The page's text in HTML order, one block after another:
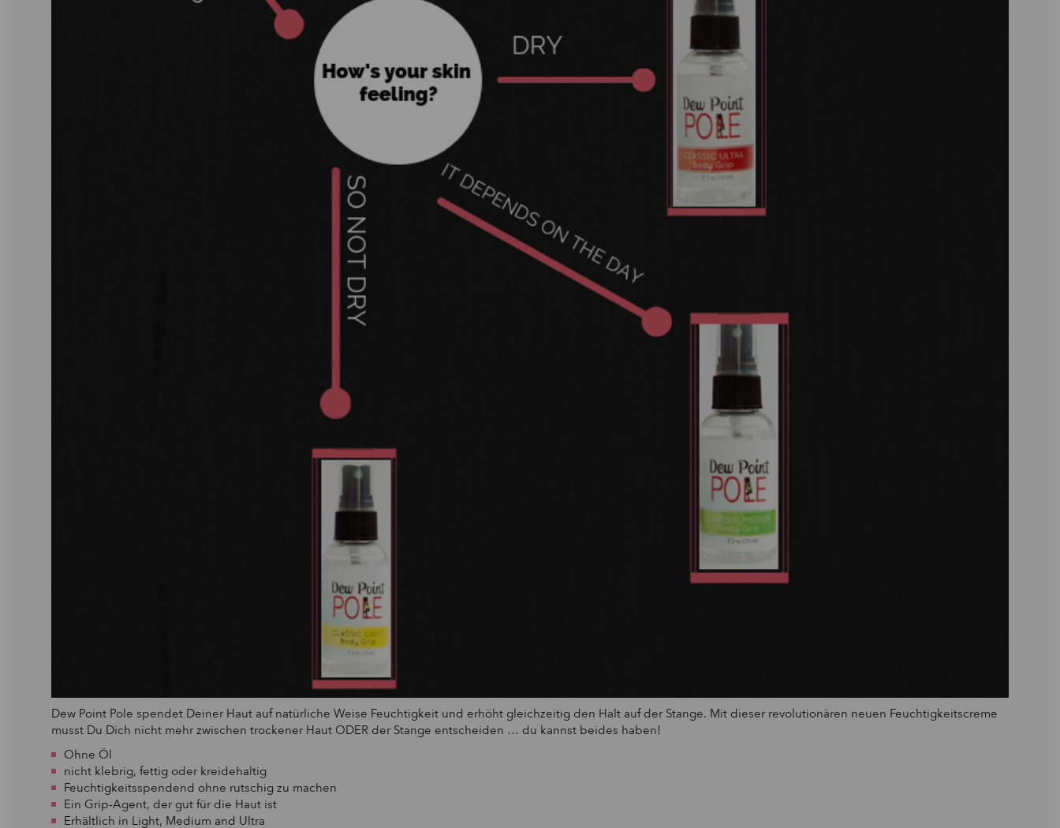
Dew Point Pole spendet Deiner Haut auf natürliche Weise Feuchtigkeit und erhöht gleichzeitig den Halt auf der Stange. Mit dieser revolutionären neuen Feuchtigkeitscreme
musst Du Dich nicht mehr zwischen trockener Haut ODER der Stange entscheiden … du kannst beides haben!
Ohne Öl
nicht klebrig, fettig oder kreidehaltig
Feuchtigkeitsspendend ohne rutschig zu machen
Ein Grip-Agent, der gut für die Haut ist
Erhältlich in Light, Medium and Ultra